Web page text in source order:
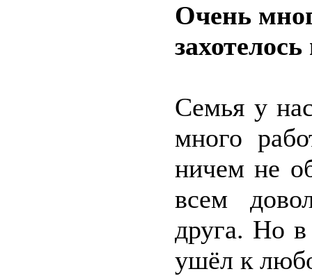
Очень
Семья у
много
ничем не
всем
друга. Но
ушёл к